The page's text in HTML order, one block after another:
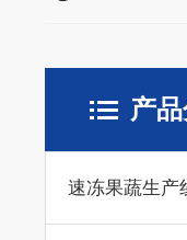
产
速冻果蔬生产